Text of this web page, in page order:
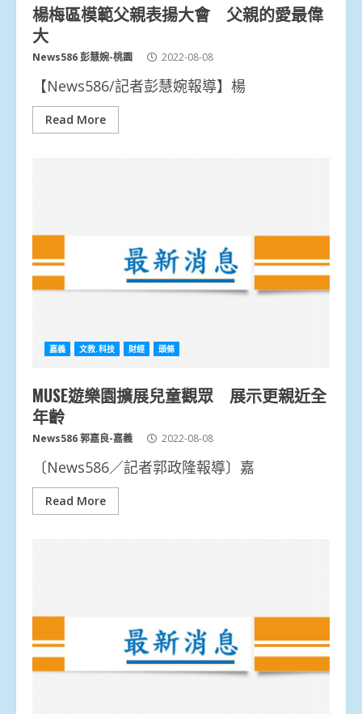
楊梅區模範父親表揚大會 父親的愛最偉
大
News586 彭慧婉-桃園 2022-08-08
【News586/記者彭慧婉報導】楊
Read More
嘉義 文教.科技 財經 頭條
MUSE遊樂園擴展兒童觀眾 展示更親近全
年齡
News586 郭嘉良-嘉義 2022-08-08
〔News586／記者郭政隆報導〕嘉
Read More